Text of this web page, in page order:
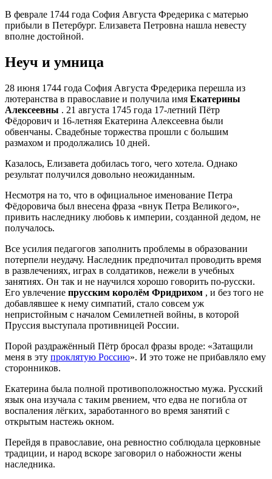
В феврале 1744 года София Августа Фредерика с матерью
прибыли в Петербург. Елизавета Петровна нашла невесту
вполне достойной.
Неуч и умница
28 июня 1744 года София Августа Фредерика перешла из
лютеранства в православие и получила имя Екатерины
Алексеевны . 21 августа 1745 года 17-летний Пётр
Фёдорович и 16-летняя Екатерина Алексеевна были
обвенчаны. Свадебные торжества прошли с большим
размахом и продолжались 10 дней.
Казалось, Елизавета добилась того, чего хотела. Однако
результат получился довольно неожиданным.
Несмотря на то, что в официальное именование Петра
Фёдоровича был внесена фраза «внук Петра Великого»,
привить наследнику любовь к империи, созданной дедом, не
получалось.
Все усилия педагогов заполнить проблемы в образовании
потерпели неудачу. Наследник предпочитал проводить время
в развлечениях, играх в солдатиков, нежели в учебных
занятиях. Он так и не научился хорошо говорить по-русски.
Его увлечение прусским королём Фридрихом , и без того не
добавлявшее к нему симпатий, стало совсем уж
непристойным с началом Семилетней войны, в которой
Пруссия выступала противницей России.
Порой раздражённый Пётр бросал фразы вроде: «Затащили
меня в эту проклятую Россию». И это тоже не прибавляло ему
сторонников.
Екатерина была полной противоположностью мужа. Русский
язык она изучала с таким рвением, что едва не погибла от
воспаления лёгких, заработанного во время занятий с
открытым настежь окном.
Перейдя в православие, она ревностно соблюдала церковные
традиции, и народ вскоре заговорил о набожности жены
наследника.